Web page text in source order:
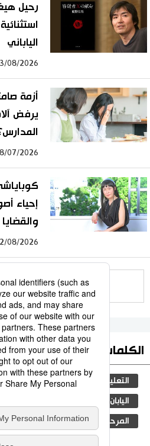
رحيل
الياباني
08/2026
أزمة
يرفض
07/2026
إحياء
08/2026
للمزيد
الكلمات الأكثر بحثا
التعليم الياباني ثقافة
اليابان
المرحلة الابتدائية المجتمع